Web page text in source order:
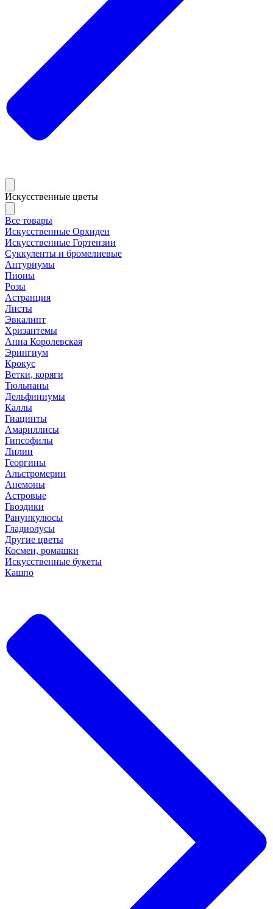
Искусственные цветы
Все товары
Искусственные Орхидеи
Искусственные Гортензии
Суккуленты и бромелиевые
Антуриумы
Пионы
Розы
Астранция
Листы
Эвкалипт
Хризантемы
Анна Королевская
Эрингиум
Крокус
Ветки, коряги
Тюльпаны
Дельфиниумы
Каллы
Гиацинты
Амариллисы
Гипсофилы
Лилии
Георгины
Альстромерии
Анемоны
Астровые
Гвоздики
Ранункулюсы
Гладиолусы
Другие цветы
Космеи, ромашки
Искусственные букеты
Кашпо